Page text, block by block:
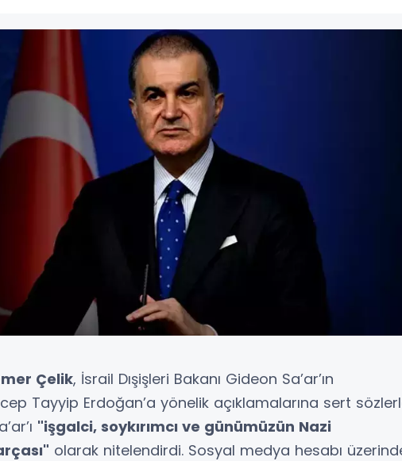
Çelik, İsrail Dışişleri Bakanı Gideon Sa’ar’ın
Tayyip Erdoğan’a yönelik açıklamalarına sert
"işgalci, soykırımcı ve günümüzün Nazi
olarak nitelendirdi. Sosyal medya hesabı